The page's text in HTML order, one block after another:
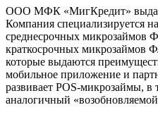
ООО МФК «МигКредит»
Компания специализируется
среднесрочных микрозаймов
краткосрочных микрозаймов
которые выдаются
мобильное приложение и
развивает POS-микрозаймы, в
аналогичный